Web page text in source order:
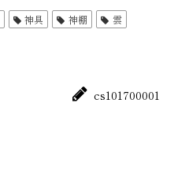
神具 神棚 雲
cs101700001